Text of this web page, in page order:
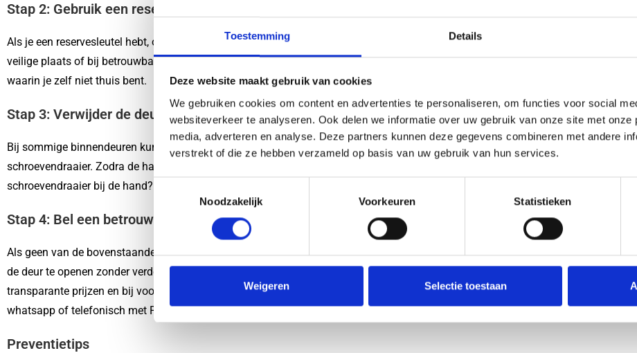
Toestemming Details
Deze website maakt gebruik van cookies
We gebruiken cookies om content en advertenties te personaliseren, om functies voor social
websiteverkeer te analyseren. Ook delen we informatie over uw gebruik van onze site met onze
media, adverteren en analyse. Deze partners kunnen deze gegevens combineren met andere
verstrekt of die ze hebben verzameld op basis van uw gebruik van hun services.
e
t
i
Noodzakelijk Voorkeuren Statistieken
Weigeren Selectie toestaan
Stap 2: Gebruik een reserve- of buren sleutel
Als je een reservesleutel hebt, of als je buren een sleutel van jouw huis hebben, is dit het perfecte moment om die te gebruiken.
veilige plaats of bij betrouwbare buren kan een hoop stress verminderen in dit soort situaties. Daarnaast kan een dergelijke
waarin je zelf niet thuis bent.
Stap 3: Verwijder de deurklink
Bij sommige binnendeuren kun je de deurklink verwijderen om toegang te krijgen tot het mechanisme dat de deur op slot houdt.
schroevendraaier. Zodra de handgreep verwijderd is, kun je met een schroevendraaier of een ander dun gereedschap proberen de
schroevendraaier bij de hand? Vraag een schroevendraaier bij de buren.
Stap 4: Bel een betrouwbare slotenmaker
Als geen van de bovenstaande oplossingen werkt, is het tijd om eengediplomeerde en erkende slotenmakerte bellen. Zij hebben
de deur te openen zonder verdere schade aan het slot of de deur. Let op voor malafide slotenmakers. Kies voor een betrouwbare
transparante prijzen en bij voorkeur woonachtig in de buurt. Woon je in Tilburg, Goirle, Riel, Hilvarenbeek of ander dorp rond
whatsapp of telefonisch met Pascal. Bij spoed is Pascal binnen 20 minuten ter plaatse met gespecialiseerd materiaal om de deur
Preventietips